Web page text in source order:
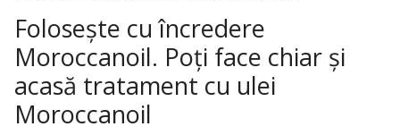
Folosește cu încredere
Moroccanoil. Poți face chiar și
acasă tratament cu ulei
Moroccanoil